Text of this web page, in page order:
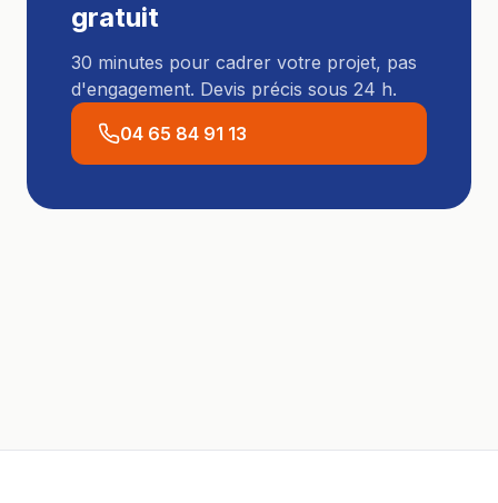
gratuit
30 minutes pour cadrer votre projet, pas
d'engagement. Devis précis sous 24 h.
04 65 84 91 13